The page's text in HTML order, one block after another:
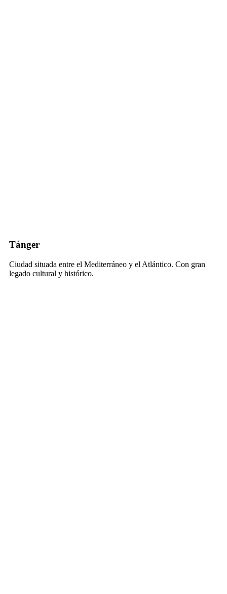
Tánger
Ciudad situada entre el Mediterráneo y el Atlántico. Con gran
legado cultural y histórico.